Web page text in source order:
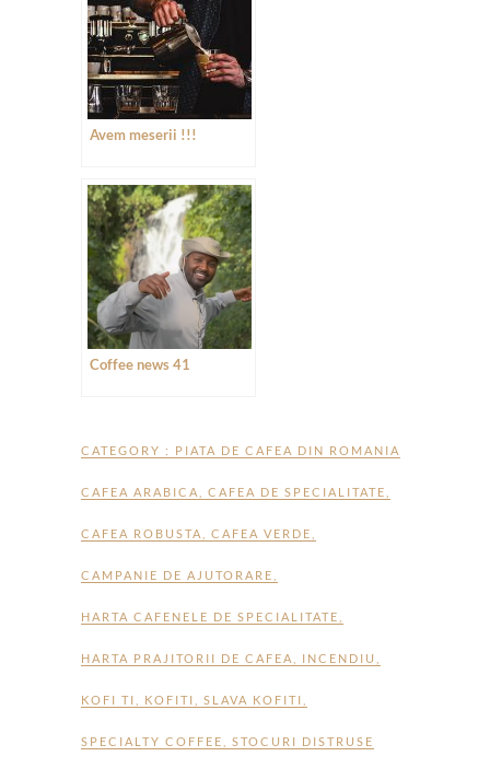
Avem meserii !!!
Coffee news 41
CATEGORY : PIATA DE CAFEA DIN ROMANIA
CAFEA ARABICA CAFEA DE SPECIALITATE
CAFEA ROBUSTA CAFEA VERDE
CAMPANIE DE AJUTORARE
HARTA CAFENELE DE SPECIALITATE
HARTA PRAJITORII DE CAFEA INCENDIU
KOFI TI KOFITI SLAVA KOFITI
SPECIALTY COFFEE STOCURI DISTRUSE